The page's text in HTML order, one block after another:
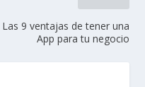
Las 9 ventajas de tener una
App para tu negocio